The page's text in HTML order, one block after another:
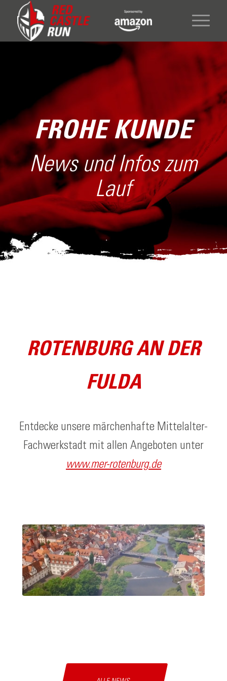
FROHE KUNDE
News und Infos zum
Lauf
ROTENBURG AN DER
FULDA
Entdecke unsere märchenhafte Mittelalter-
Fachwerkstadt mit allen Angeboten unter
www.mer-rotenburg.de